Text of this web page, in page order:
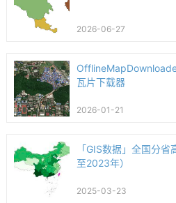
2026-06-27
瓦片下载器
2026-01-21
「GIS数据」全国分
至2023年）
2025-03-23